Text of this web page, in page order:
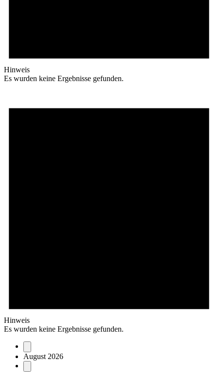
Hinweis
Es wurden keine Ergebnisse gefunden.
Hinweis
Es wurden keine Ergebnisse gefunden.
August 2026